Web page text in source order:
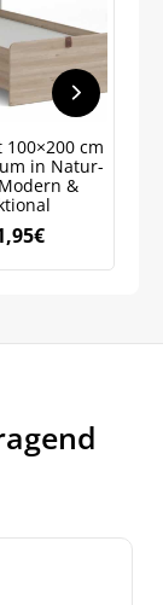
100×200 cm
in Natur-
&
€